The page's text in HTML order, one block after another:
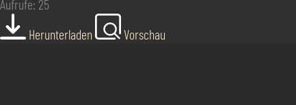
Aufrufe: 25
Herunterladen
Vorschau